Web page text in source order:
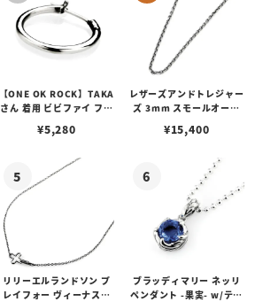
【ONE OK ROCK】TAKA
さん 着用 ビビファイ フー
¥5,280
レザーズアンドトレジャー
ズ 3mm スモールオーバ
ブスタークラスプ＆LTロ
¥15,400
リリーエルランドソン プ
レイフォー ヴィーナスチ
ブラッディマリー ネッリ
ペンダント -果実- w/ティ